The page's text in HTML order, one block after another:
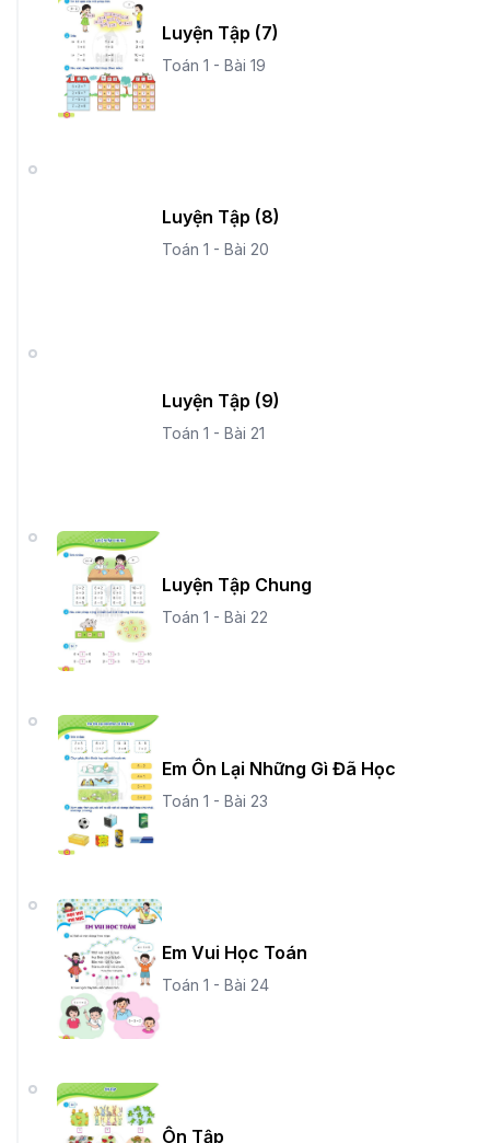
Luyện Tập (7)
Toán 1 - Bài 19
Luyện Tập (8)
Toán 1 - Bài 20
Luyện Tập (9)
Toán 1 - Bài 21
Luyện Tập Chung
Toán 1 - Bài 22
Em Ôn Lại Những Gì Đã Học
Toán 1 - Bài 23
Em Vui Học Toán
Toán 1 - Bài 24
Ôn Tập